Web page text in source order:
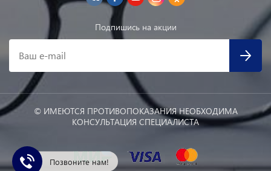
Подпишись на акции
Ваш e-mail
© ИМЕЮТСЯ ПРОТИВОПОКАЗАНИЯ НЕОБХОДИМА
КОНСУЛЬТАЦИЯ СПЕЦИАЛИСТА
Позвоните нам!